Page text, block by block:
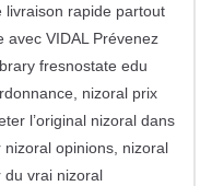
rapide partout
avec VIDAL Prévenez
fresnostate edu
nizoral prix
l’original nizoral dans
opinions, nizoral
du vrai nizoral